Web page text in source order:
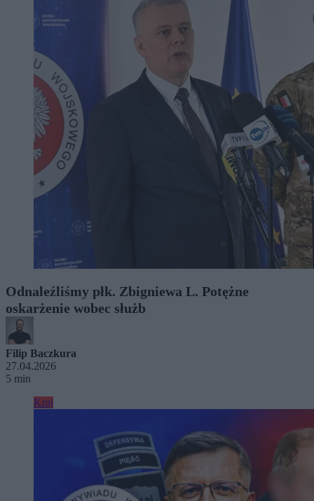
Odnaleźliśmy płk. Zbigniewa L. Potężne
oskarżenie wobec służb
Filip Baczkura
27.04.2026
5 min
Kraj